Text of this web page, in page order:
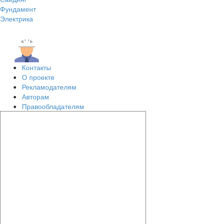
Фундамент
Электрика
Контакты
О проекте
Рекламодателям
Авторам
Правообладателям